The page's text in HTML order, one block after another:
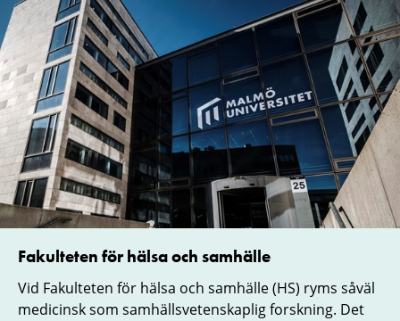
Fakulteten för hälsa och samhälle
Vid Fakulteten för hälsa och samhälle (HS) ryms såväl
medicinsk som samhällsvetenskaplig forskning. Det